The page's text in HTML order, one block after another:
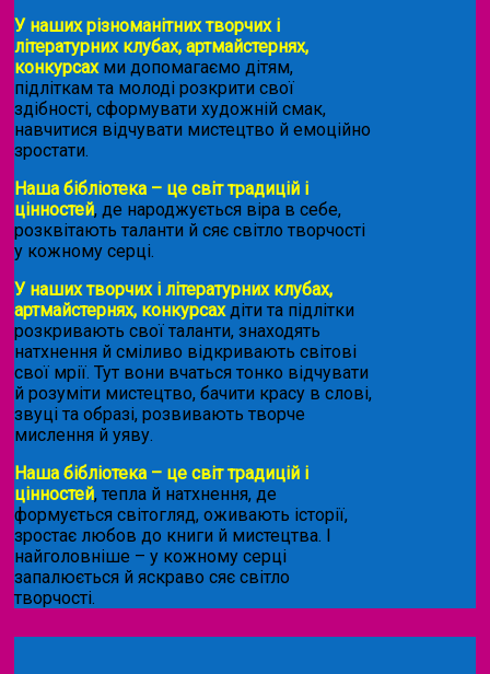
У наших різноманітних творчих і
літературних клубах, артмайстернях,
конкурсахми допомагаємо дітям,
підліткам та молоді розкрити свої
здібності, сформувати художній смак,
навчитися відчувати мистецтво й емоційно
зростати.
Наша бібліотека – це світ традицій і
цінностей, де народжується віра в себе,
розквітають таланти й сяє світло творчості
у кожному серці.
У наших творчих і літературних клубах,
артмайстернях, конкурсахдіти та підлітки
розкривають свої таланти, знаходять
натхнення й сміливо відкривають світові
свої мрії. Тут вони вчаться тонко відчувати
й розуміти мистецтво, бачити красу в слові,
звуці та образі, розвивають творче
мислення й уяву.
Наша бібліотека – це світ традицій і
цінностей, тепла й натхнення, де
формується світогляд, оживають історії,
зростає любов до книги й мистецтва. І
найголовніше – у кожному серці
запалюється й яскраво сяє світло
творчості.